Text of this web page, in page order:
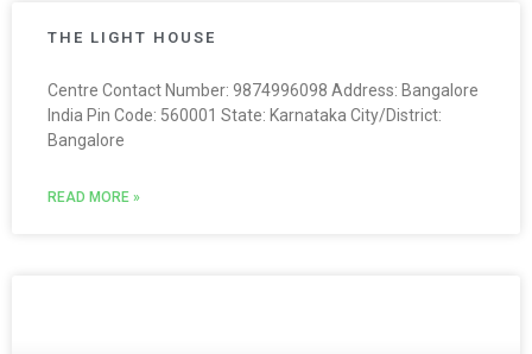
THE LIGHT HOUSE
Centre Contact Number: 9874996098 Address: Bangalore
India Pin Code: 560001 State: Karnataka City/District:
Bangalore
READ MORE »